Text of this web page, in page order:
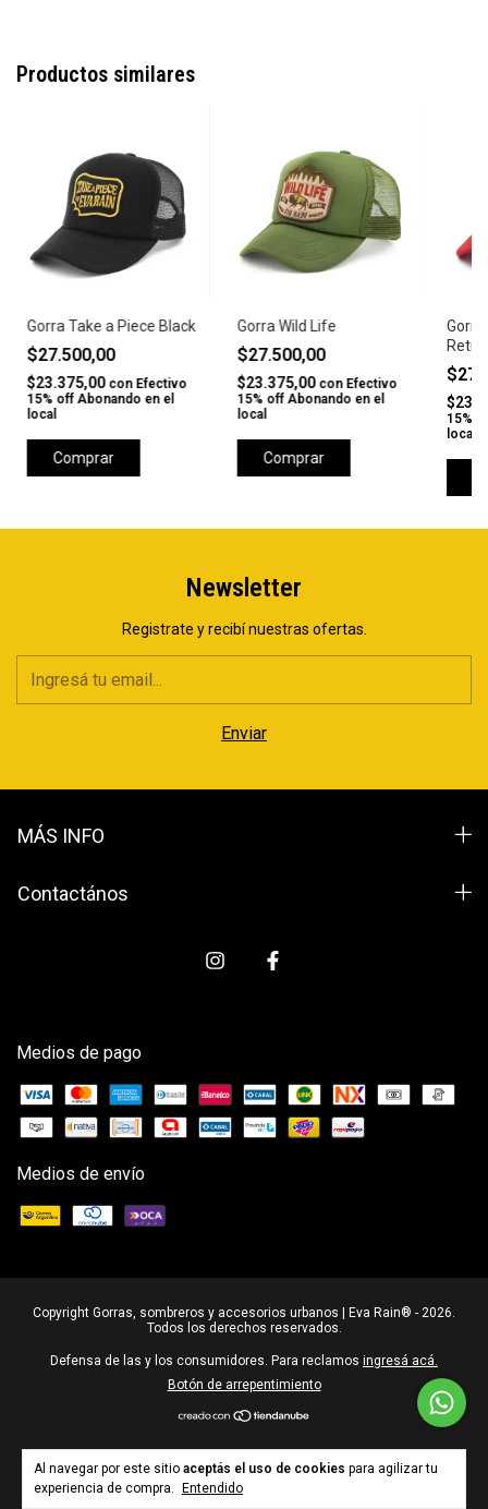
Al navegar por este sitio aceptás el uso de cookies para agilizar tu
experiencia de compra.
Entendido
Productos similares
Gorra Take a Piece Black
$27.500,00
$23.375,00 con Efectivo
15% off Abonando en el
local
Comprar
Gorra Wild Life
$27.500,00
$23.375,00 con Efectivo
15% off Abonando en el
local
Comprar
Retro
15%
local
Newsletter
Registrate y recibí nuestras ofertas.
MÁS INFO
Contactános
Medios de pago
Medios de envío
Copyright Gorras, sombreros y accesorios urbanos | Eva Rain® - 2026.
Todos los derechos reservados.
Defensa de las y los consumidores. Para reclamos ingresá acá.
Botón de arrepentimiento